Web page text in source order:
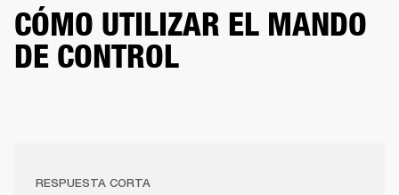
CÓMO UTILIZAR EL MANDO
DE CONTROL
RESPUESTA CORTA